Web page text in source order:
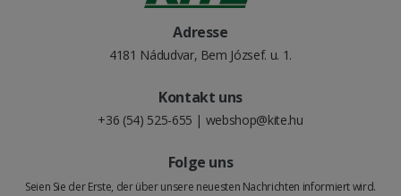
Adresse
4181 Nádudvar, Bem József. u. 1.
Kontakt uns
+36 (54) 525-655 | webshop@kite.hu
Folge uns
Seien Sie der Erste, der über unsere neuesten Nachrichten informiert wird.